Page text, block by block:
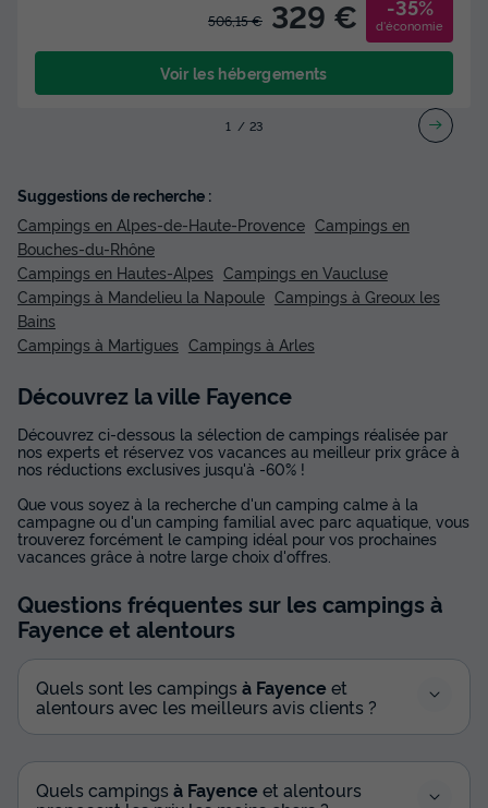
506,15 € 329 € -35%
d'économie
Voir les hébergements
1 23
Suggestions de recherche :
Campings en Alpes-de-Haute-Provence Campings en
Bouches-du-Rhône
Campings en Hautes-Alpes Campings en Vaucluse
Campings à Mandelieu la Napoule Campings à Greoux les
Bains
Campings à Martigues Campings à Arles
Découvrez la ville Fayence
Découvrez ci-dessous la sélection de campings réalisée par
nos experts et réservez vos vacances au meilleur prix grâce à
nos réductions exclusives jusqu'à -60% !
Que vous soyez à la recherche d'un camping calme à la
campagne ou d'un camping familial avec parc aquatique, vous
trouverez forcément le camping idéal pour vos prochaines
vacances grâce à notre large choix d'offres.
Questions fréquentes sur les campings à
Fayenceet alentours
Quels sont les campings à Fayence et
alentours avec les meilleurs avis clients ?
Quels campings à Fayence et alentours